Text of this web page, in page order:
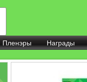
Пленэры Награды